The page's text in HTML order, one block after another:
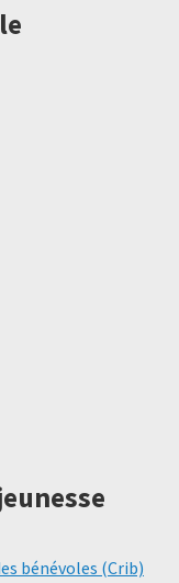
bénévoles (Crib)